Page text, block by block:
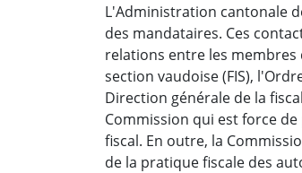
L'Administration cantonale
des mandataires. Ces
relations entre les membres
section vaudoise (FIS),
Direction générale de la
Commission qui est force
fiscal. En outre, la
de la pratique fiscale des